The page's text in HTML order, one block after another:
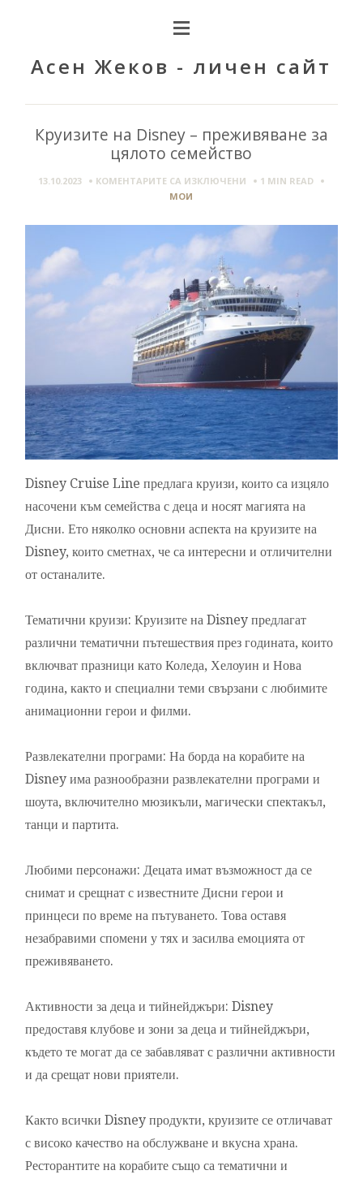
Асен Жеков - личен сайт
Круизите на Disney – преживяване за
цялото семейство
13.10.2023 КОМЕНТАРИТЕ СА ИЗКЛЮЧЕНИЗА
DISNEY
ПРЕЖИВЯВАНЕ
ЗА
ЦЯЛОТО
СЕМЕЙСТВО
1 MIN READ
МОИ
Disney Cruise Line предлага круизи, които са изцяло
насочени към семейства с деца и носят магията на
Дисни. Ето няколко основни аспекта на круизите на
Disney, които сметнах, че са интересни и отличителни
от останалите.
Тематични круизи: Круизите на Disney предлагат
различни тематични пътешествия през годината, които
включват празници като Коледа, Хелоуин и Нова
година, както и специални теми свързани с любимите
анимационни герои и филми.
Развлекателни програми: На борда на корабите на
Disney има разнообразни развлекателни програми и
шоута, включително мюзикъли, магически спектакъл,
танци и партита.
Любими персонажи: Децата имат възможност да се
снимат и срещнат с известните Дисни герои и
принцеси по време на пътуването. Това оставя
незабравими спомени у тях и засилва емоцията от
преживяването.
Активности за деца и тийнейджъри: Disney
предоставя клубове и зони за деца и тийнейджъри,
където те могат да се забавляват с различни активности
и да срещат нови приятели.
Както всички Disney продукти, круизите се отличават
с високо качество на обслужване и вкусна храна.
Ресторантите на корабите също са тематични и